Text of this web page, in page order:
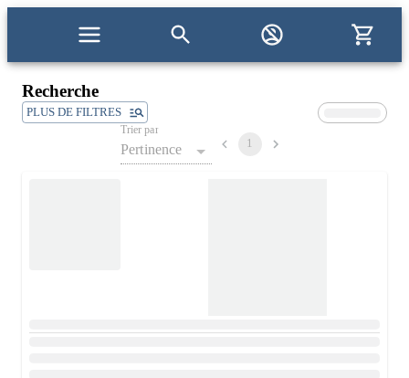
Recherche
PLUS DE FILTRES
Trier par
Pertinence 1